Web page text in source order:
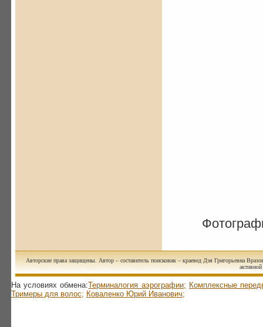
Авторские права защищены. Автор – составитель поисковик – краевед Дэя Григорьевна
На условиях обмена:Терминалогия аэрографии; Комплексные
Тримеры для волос; Коваленко Юрий Иванович;